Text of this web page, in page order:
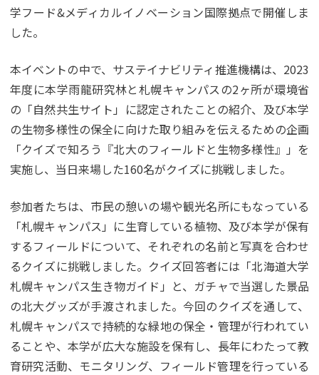
学フード&メディカルイノベーション国際拠点で開催しま
した。
本イベントの中で、サステイナビリティ推進機構は、2023
年度に本学雨龍研究林と札幌キャンパスの2ヶ所が環境省
の「自然共生サイト」に認定されたことの紹介、及び本学
の生物多様性の保全に向けた取り組みを伝えるための企画
「クイズで知ろう『北大のフィールドと生物多様性』」を
実施し、当日来場した160名がクイズに挑戦しました。
参加者たちは、市民の憩いの場や観光名所にもなっている
「札幌キャンパス」に生育している植物、及び本学が保有
するフィールドについて、それぞれの名前と写真を合わせ
るクイズに挑戦しました。クイズ回答者には「北海道大学
札幌キャンパス生き物ガイド」と、ガチャで当選した景品
の北大グッズが手渡されました。今回のクイズを通して、
札幌キャンパスで持続的な緑地の保全・管理が行われてい
ることや、本学が広大な施設を保有し、長年にわたって教
育研究活動、モニタリング、フィールド管理を行っている